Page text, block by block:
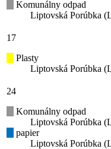
Komunálny odpad
Liptovská Porúbka
17
Plasty
Liptovská Porúbka
24
Komunálny odpad
Liptovská Porúbka
papier
Liptovská Porúbka